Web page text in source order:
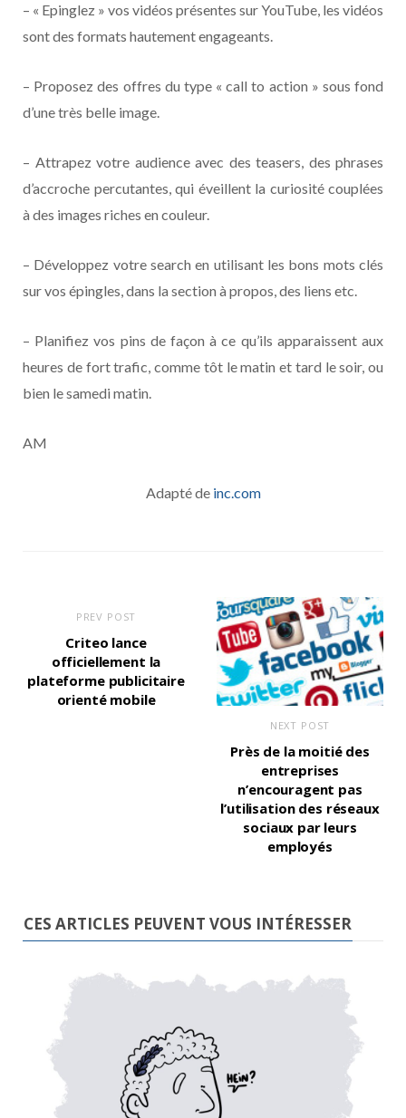
– « Epinglez » vos vidéos présentes sur YouTube, les vidéos
sont des formats hautement engageants.
– Proposez des offres du type « call to action » sous fond
d’une très belle image.
– Attrapez votre audience avec des teasers, des phrases
d’accroche percutantes, qui éveillent la curiosité couplées
à des images riches en couleur.
– Développez votre search en utilisant les bons mots clés
sur vos épingles, dans la section à propos, des liens etc.
– Planifiez vos pins de façon à ce qu’ils apparaissent aux
heures de fort trafic, comme tôt le matin et tard le soir, ou
bien le samedi matin.
AM
Adapté de inc.com
PREV POST
Criteo lance
officiellement la
plateforme publicitaire
orienté mobile
NEXT POST
Près de la moitié des
entreprises
n’encouragent pas
l’utilisation des réseaux
sociaux par leurs
employés
CES ARTICLES PEUVENT VOUS INTÉRESSER